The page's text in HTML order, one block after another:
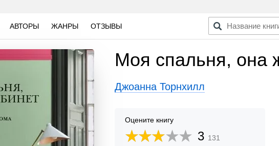
АВТОРЫ ЖАНРЫ ОТЗЫВЫ
Моя спальня, она
Джоанна Торнхилл
Оцените книгу
3 131